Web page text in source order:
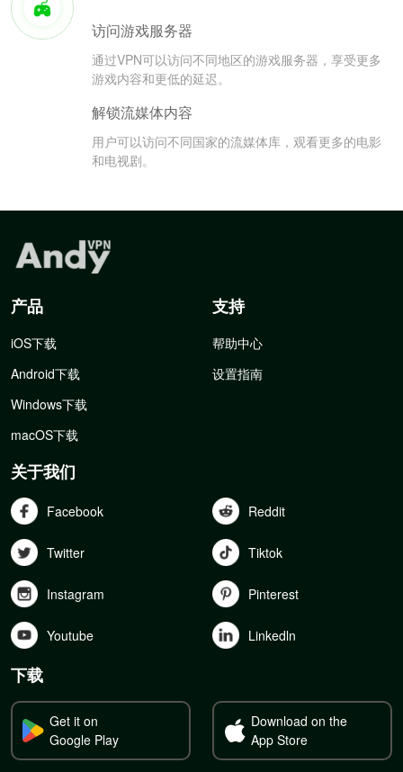
访问游戏服务器
通过VPN可以访问不同地区的游戏服务器，享受更多
游戏内容和更低的延迟。
解锁流媒体内容
用户可以访问不同国家的流媒体库，观看更多的电影
和电视剧。
产品
iOS下载
Android下载
Windows下载
macOS下载
支持
帮助中心
设置指南
关于我们
Facebook Reddit
Twitter Tiktok
Instagram Pinterest
Youtube Linkedln
下载
Get it on
Google Play
Download on the
App Store